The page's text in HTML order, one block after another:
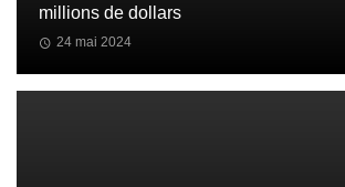
millions de dollars
24 mai 2024